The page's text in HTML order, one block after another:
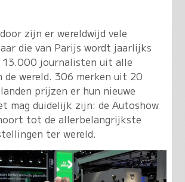
zijn er wereldwijd vele
die van Parijs wordt jaarlijks
journalisten uit alle
de wereld. 306 merken uit 20
prijzen er hun nieuwe
mag duidelijk zijn: de Autoshow
tot de allerbelangrijkste
ter wereld.